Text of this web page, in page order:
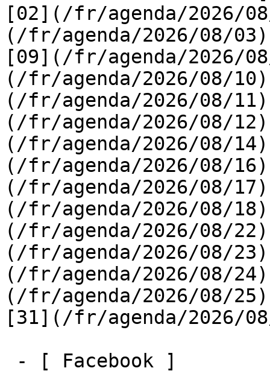
[02](/fr/agenda/2026/
(/fr/agenda/2026/08/
[09](/fr/agenda/2026/
(/fr/agenda/2026/08/
(/fr/agenda/2026/08/
(/fr/agenda/2026/08/
(/fr/agenda/2026/08/
(/fr/agenda/2026/08/
(/fr/agenda/2026/08/
(/fr/agenda/2026/08/
(/fr/agenda/2026/08/
(/fr/agenda/2026/08/
(/fr/agenda/2026/08/
(/fr/agenda/2026/08/
[31](/fr/agenda/